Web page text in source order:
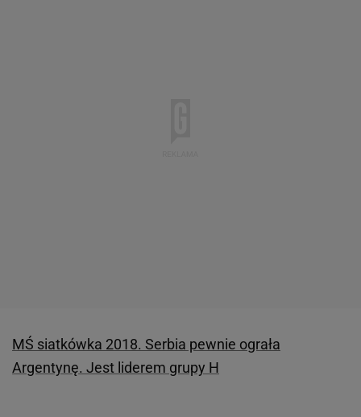
MŚ siatkówka 2018. Serbia pewnie ograła
Argentynę. Jest liderem grupy H